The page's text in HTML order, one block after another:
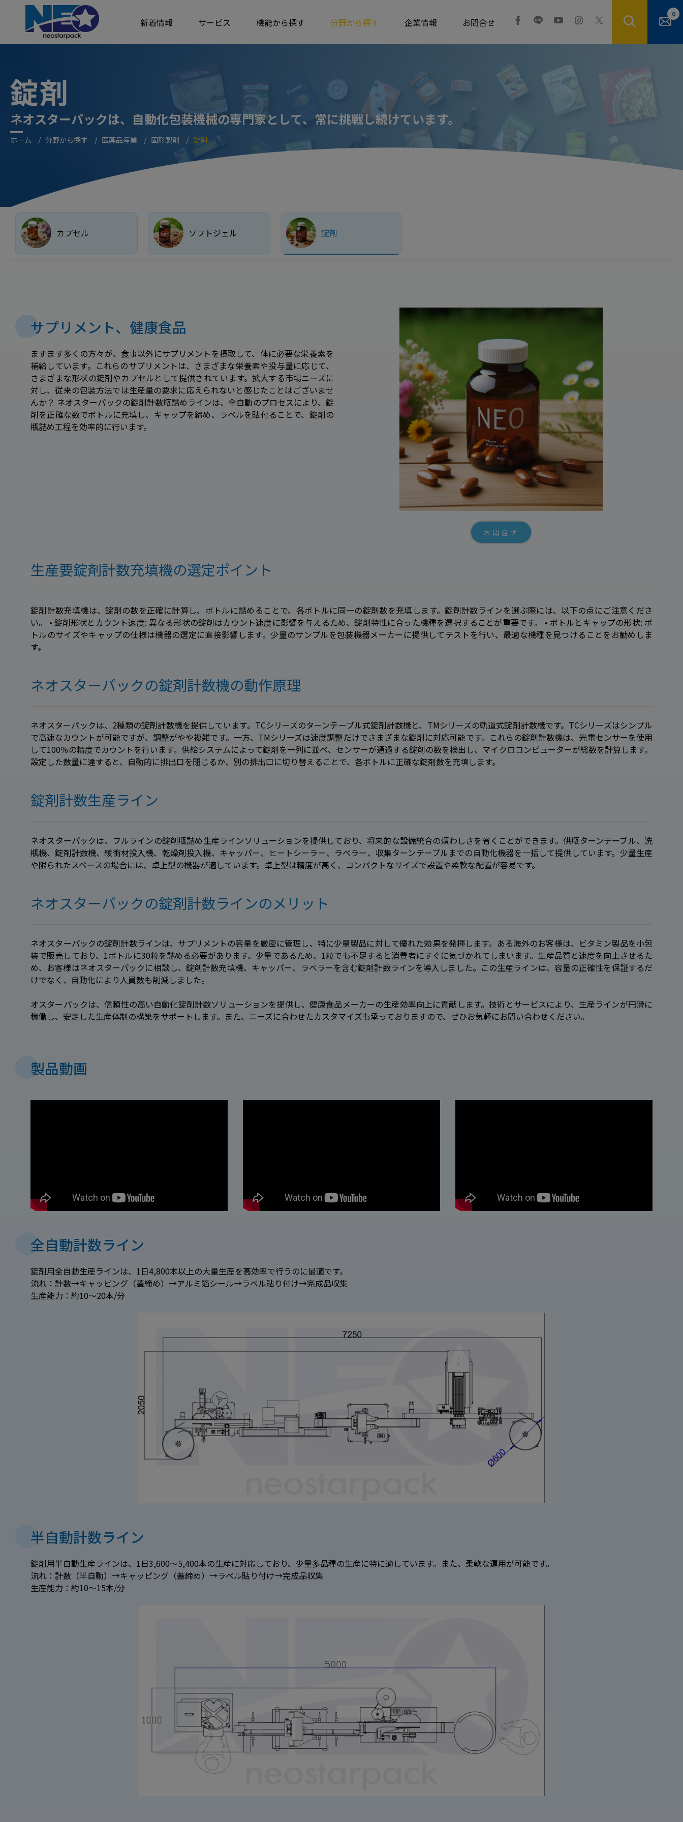
新着情報 サービス 機能から探す 分野から探す 企業情報 お問合せ
0
錠剤
ネオスターパックは、自動化包装機械の専門家として、常に挑戦し続けています。
ホーム 分野から探す 医薬品産業 固形製剤 錠剤
カプセル ソフトジェル 錠剤
サプリメント、健康食品
ますます多くの方々が、食事以外にサプリメントを摂取して、体に必要な栄養素を
補給しています。これらのサプリメントは、さまざまな栄養素や投与量に応じて、
さまざまな形状の錠剤やカプセルとして提供されています。拡大する市場ニーズに
対し、従来の包装方法では生産量の要求に応えられないと感じたことはございませ
んか？ ネオスターパックの錠剤計数瓶詰めラインは、全自動のプロセスにより、錠
剤を正確な数でボトルに充填し、キャップを締め、ラベルを貼付ることで、錠剤の
瓶詰め工程を効率的に行います。
お問合せ
生産要錠剤計数充填機の選定ポイント
錠剤計数充填機は、錠剤の数を正確に計算し、ボトルに詰めることで、各ボトルに同一の錠剤数を充填します。錠剤計数ラインを選ぶ際には、以下の点にご注意くださ
い。 • 錠剤形状とカウント速度: 異なる形状の錠剤はカウント速度に影響を与えるため、錠剤特性に合った機種を選択することが重要です。 • ボトルとキャップの形状: ボ
トルのサイズやキャップの仕様は機器の選定に直接影響します。少量のサンプルを包装機器メーカーに提供してテストを行い、最適な機種を見つけることをお勧めしま
す。
ネオスターパックの錠剤計数機の動作原理
ネオスターパックは、2種類の錠剤計数機を提供しています。TCシリーズのターンテーブル式錠剤計数機と、TMシリーズの軌道式錠剤計数機です。TCシリーズはシンプル
で高速なカウントが可能ですが、調整がやや複雑です。一方、TMシリーズは速度調整だけでさまざまな錠剤に対応可能です。これらの錠剤計数機は、光電センサーを使用
して100％の精度でカウントを行います。供給システムによって錠剤を一列に並べ、センサーが通過する錠剤の数を検出し、マイクロコンピューターが総数を計算します。
設定した数量に達すると、自動的に排出口を閉じるか、別の排出口に切り替えることで、各ボトルに正確な錠剤数を充填します。
錠剤計数生産ライン
ネオスターパックは、フルラインの錠剤瓶詰め生産ラインソリューションを提供しており、将来的な設備統合の煩わしさを省くことができます。供瓶ターンテーブル、洗
瓶機、錠剤計数機、緩衝材投入機、乾燥剤投入機、キャッパー、ヒートシーラー、ラベラー、収集ターンテーブルまでの自動化機器を一括して提供しています。少量生産
や限られたスペースの場合には、卓上型の機器が適しています。卓上型は精度が高く、コンパクトなサイズで設置や柔軟な配置が容易です。
ネオスターパックの錠剤計数ラインのメリット
ネオスターパックの錠剤計数ラインは、サプリメントの容量を厳密に管理し、特に少量製品に対して優れた効果を発揮します。ある海外のお客様は、ビタミン製品を小包
装で販売しており、1ボトルに30粒を詰める必要があります。少量であるため、1粒でも不足すると消費者にすぐに気づかれてしまいます。生産品質と速度を向上させるた
め、お客様はネオスターパックに相談し、錠剤計数充填機、キャッパー、ラベラーを含む錠剤計数ラインを導入しました。この生産ラインは、容量の正確性を保証するだ
けでなく、自動化により人員数も削減しました。
オスターパックは、信頼性の高い自動化錠剤計数ソリューションを提供し、健康食品メーカーの生産効率向上に貢献します。技術とサービスにより、生産ラインが円滑に
稼働し、安定した生産体制の構築をサポートします。また、ニーズに合わせたカスタマイズも承っておりますので、ぜひお気軽にお問い合わせください。
製品動画
全自動計数ライン
錠剤用全自動生産ラインは、1日4,800本以上の大量生産を高効率で行うのに最適です。
流れ：計数→キャッピング（蓋締め）→アルミ箔シール→ラベル貼り付け→完成品収集
生産能力：約10～20本/分
半自動計数ライン
錠剤用半自動生産ラインは、1日3,600～5,400本の生産に対応しており、少量多品種の生産に特に適しています。また、柔軟な運用が可能です。
流れ：計数（半自動）→キャッピング（蓋締め）→ラベル貼り付け→完成品収集
生産能力：約10～15本/分
クッキー利用の管理について